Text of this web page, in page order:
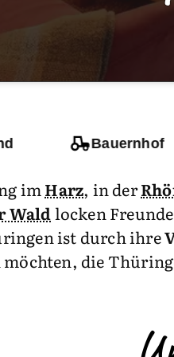
Bauernhof
imHarz, in der
Waldlocken
ist durch ihre
die